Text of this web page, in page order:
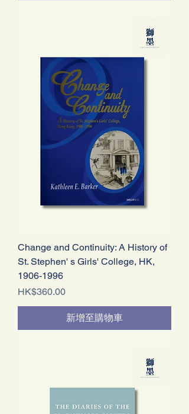
Change and Continuity: A History of
St. Stephen' s Girls' College, HK,
1906-1996
價格
HK$360.00
新增至購物車